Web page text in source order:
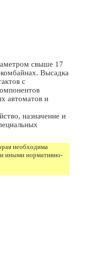
свыше 17
Высадка
с
автоматов и
назначение и
необходима
иными нормативно-